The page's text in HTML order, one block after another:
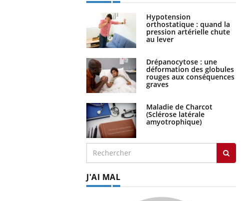
Hypotension
orthostatique : quand la
pression artérielle chute
au lever
Drépanocytose : une
déformation des globules
rouges aux conséquences
graves
Maladie de Charcot
(Sclérose latérale
amyotrophique)
J'AI MAL